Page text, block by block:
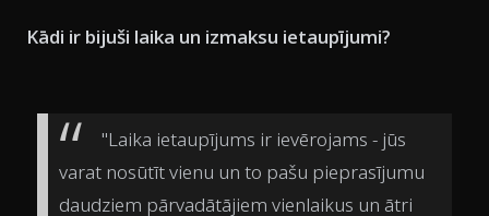
Kādi ir bijuši laika un izmaksu ietaupījumi?
"Laika ietaupījums ir ievērojams - jūs
varat nosūtīt vienu un to pašu pieprasījumu
daudziem pārvadātājiem vienlaikus un ātri